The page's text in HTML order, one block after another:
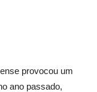
provocou um
ano passado,